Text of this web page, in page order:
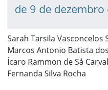
de 9 de
Sarah Tarsila Vasconcelos
Marcos Antonio Batista
Ícaro Rammon de Sá
Fernanda Silva Rocha